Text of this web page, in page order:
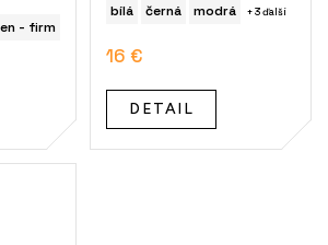
- firm
bílá černá modrá + 3 ďalší
16 €
DETAIL